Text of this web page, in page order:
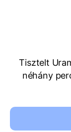
Tisztelt
néhány